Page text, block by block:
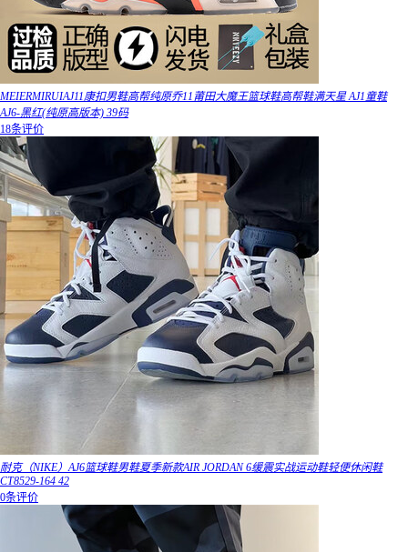
MEIERMIRUIAJ11康扣男鞋高帮纯原乔11莆田大魔王篮球鞋高帮鞋满天星 AJ1童鞋
AJ6-黑红(纯原高版本) 39码
18条评价
耐克（NIKE）AJ6篮球鞋男鞋夏季新款AIR JORDAN 6缓震实战运动鞋轻便休闲鞋
CT8529-164 42
0条评价